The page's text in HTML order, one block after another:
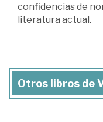
confidencias de
literatura actual.
Otros libros de